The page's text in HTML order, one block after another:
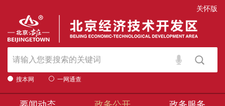
关怀版
搜本网 一网通查